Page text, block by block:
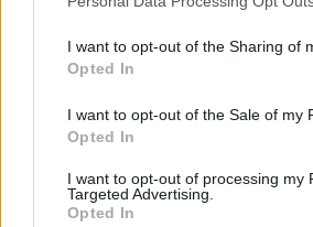
I want to opt-out of the Sharing of
Opted In
I want to opt-out of the Sale of my
Opted In
I want to opt-out of processing my
Targeted Advertising.
Opted In
Jak długo potrwa ochłodzenie i
Kapryśna pogoda w Polsce
Na południu i wschodzie kraju obowiązują
przed burzami. Strefa intensywnych
wschód od Krakowa. Jest wyraźnie